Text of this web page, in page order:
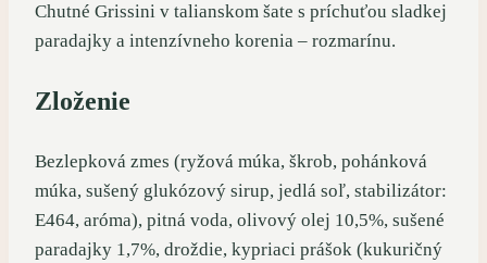
Chutné Grissini v talianskom šate s príchuťou sladkej
paradajky a intenzívneho korenia – rozmarínu.
Zloženie
Bezlepková zmes (ryžová múka, škrob, pohánková
múka, sušený glukózový sirup, jedlá soľ, stabilizátor:
E464, aróma), pitná voda, olivový olej 10,5%, sušené
paradajky 1,7%, droždie, kypriaci prášok (kukuričný